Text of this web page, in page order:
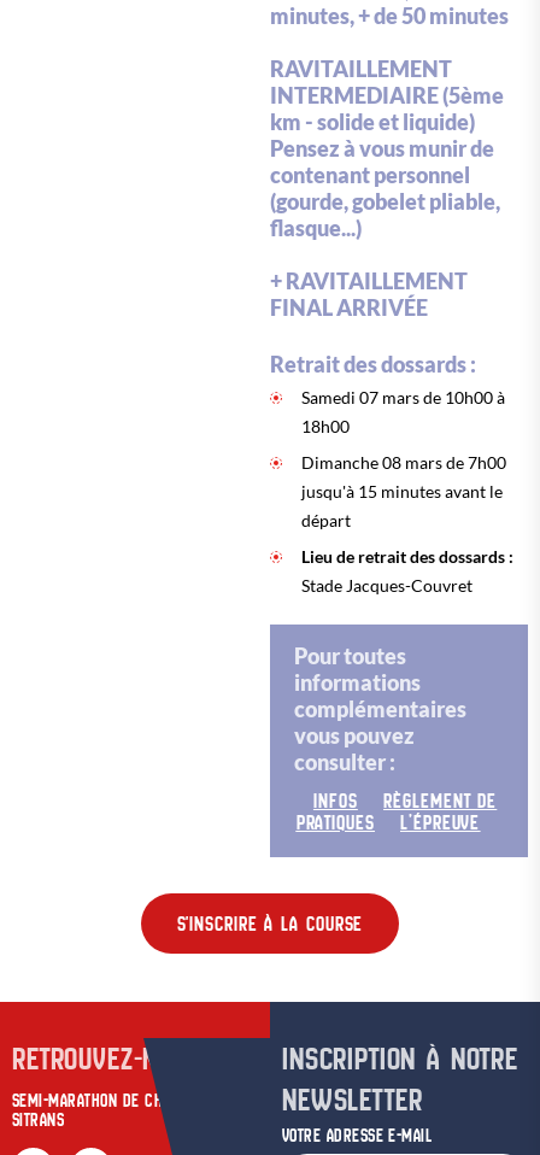
minutes, + de 50 minutes
RAVITAILLEMENT
INTERMEDIAIRE (5ème
km - solide et liquide)
Pensez à vous munir de
contenant personnel
(gourde, gobelet pliable,
flasque...)
+ RAVITAILLEMENT
FINAL ARRIVÉE
Retrait des dossards :
Samedi 07 mars de 10h00 à
18h00
Dimanche 08 mars de 7h00
jusqu'à 15 minutes avant le
départ
Lieu de retrait des dossards :
Stade Jacques-Couvret
Pour toutes
informations
complémentaires
vous pouvez
consulter :
INFOS
PRATIQUES
RÈGLEMENT DE
L’ÉPREUVE
S'INSCRIRE À LA COURSE
RETROUVEZ-NOUS SUR
SEMI-MARATHON DE CHARTRES
SITRANS
INSCRIPTION À NOTRE
NEWSLETTER
VOTRE ADRESSE E-MAIL